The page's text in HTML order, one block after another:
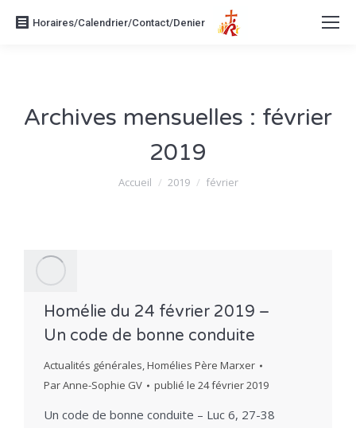
Horaires/Calendrier/Contact/Denier
Archives mensuelles : février
2019
Vous êtes ici :
Accueil 2019 février
Homélie du 24 février 2019 –
Un code de bonne conduite
Actualités générales,Homélies Père Marxer
ParAnne-Sophie GV publié le 24 février 2019
Un code de bonne conduite – Luc 6, 27-38